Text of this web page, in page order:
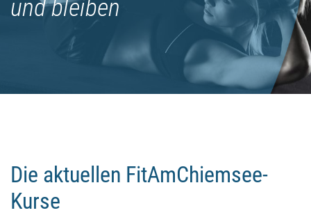
und bleiben
Die aktuellen FitAmChiemsee-
Kurse